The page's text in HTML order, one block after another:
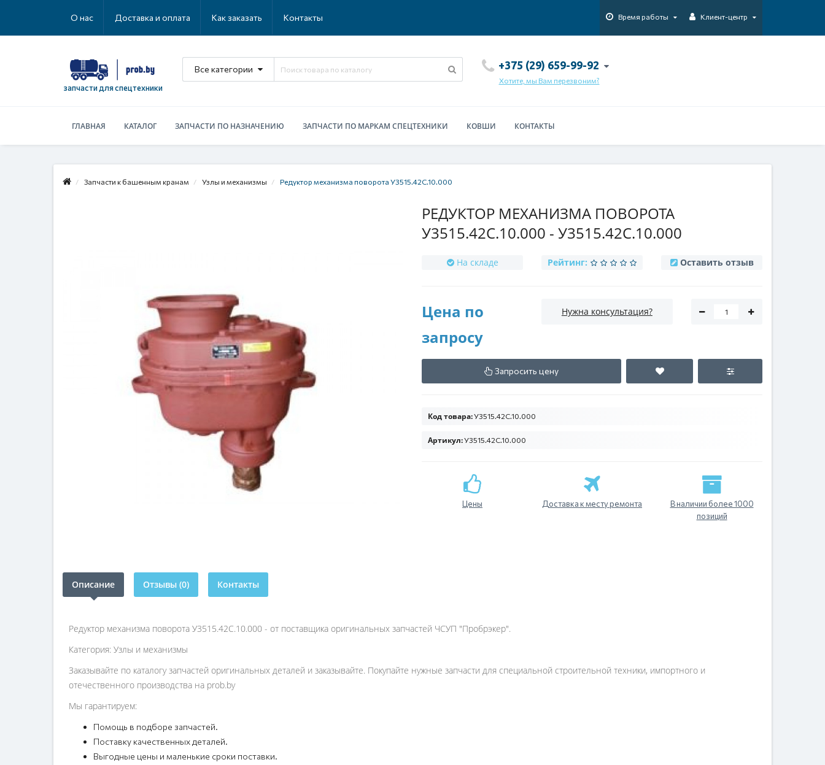
О нас Доставка и оплата Как заказать Контакты Время работы Клиент-центр
запчасти для спецтехники
Все категории +375 (29) 659-99-92
Хотите, мы Вам перезвоним?
ГЛАВНАЯ КАТАЛОГ ЗАПЧАСТИ ПО НАЗНАЧЕНИЮ ЗАПЧАСТИ ПО МАРКАМ СПЕЦТЕХНИКИ КОВШИ КОНТАКТЫ
Запчасти к башенным кранам Узлы и механизмы Редуктор механизма поворота У3515.42С.10.000
РЕДУКТОР МЕХАНИЗМА ПОВОРОТА
У3515.42С.10.000 - У3515.42С.10.000
На складе Рейтинг: Оставить отзыв
Цена по
запросу
Нужна консультация?
Запросить цену
Код товара:У3515.42С.10.000
Артикул:У3515.42С.10.000
Цены Доставка к месту ремонта
В наличии более 1000
позиций
Описание Отзывы (0) Контакты
Редуктор механизма поворота У3515.42С.10.000 - от поставщика оригинальных запчастей ЧСУП "Пробрэкер".
Категория: Узлы и механизмы
Заказывайте по каталогу запчастей оригинальных деталей и заказывайте. Покупайте нужные запчасти для специальной строительной техники, импортного и
отечественного производства на prob.by
Мы гарантируем:
Помощь в подборе запчастей.
Поставку качественных деталей.
Выгодные цены и маленькие сроки поставки.